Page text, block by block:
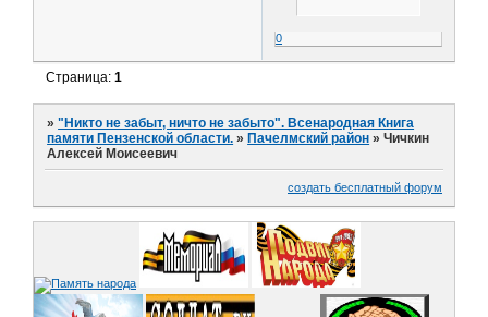
0
Страница:1
»"Никто не забыт, ничто не забыто". Всенародная Книга
памяти Пензенской области. »Пачелмский район »Чичкин
Алексей Моисеевич
создать бесплатный форум